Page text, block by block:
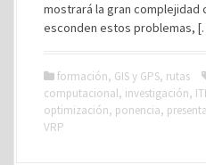
mostrará la gran complejidad
esconden estos problemas,
formación, GIS y GPS, rutas
computacional, investigación, ITI
optimización, ponencia,
VRP